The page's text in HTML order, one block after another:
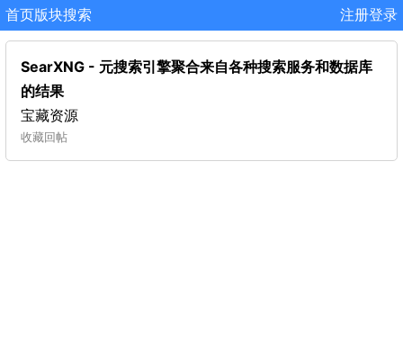
首页版块搜索 注册登录
SearXNG - 元搜索引擎聚合来自各种搜索服务和数据库
的结果
宝藏资源
收藏回帖